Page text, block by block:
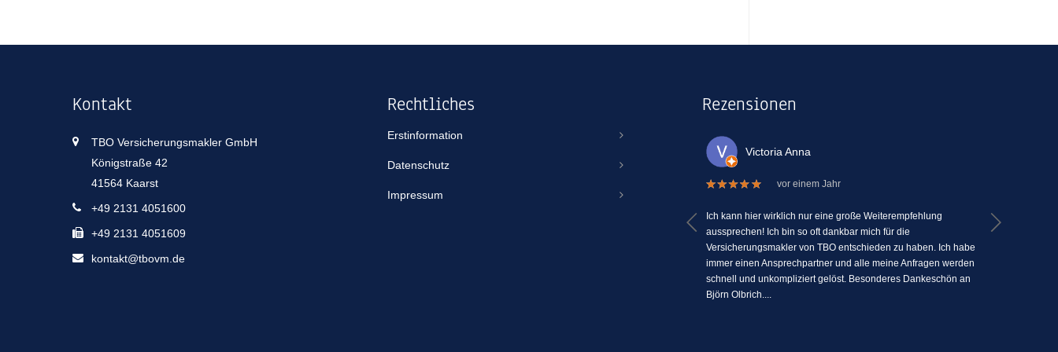
Kontakt
TBO Versicherungsmakler GmbH
Königstraße 42
41564 Kaarst
+49 2131 4051600
+49 2131 4051609
kontakt@tbovm.de
Rechtliches
Erstinformation
Datenschutz
Impressum
Rezensionen
Victoria Anna
vor einem Jahr
Ich kann hier wirklich nur eine große Weiterempfehlung
aussprechen! Ich bin so oft dankbar mich für die
Versicherungsmakler von TBO entschieden zu haben. Ich habe
immer einen Ansprechpartner und alle meine Anfragen werden
schnell und unkompliziert gelöst. Besonderes Dankeschön an
Björn Olbrich....